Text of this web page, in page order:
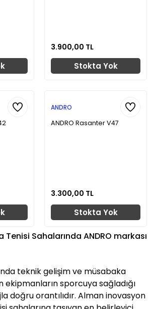
3.900,00 TL
Stokta Yok
ANDRO
ANDRO Rasanter V47
3.300,00 TL
Stokta Yok
Sahalarında ANDRO markası
teknik gelişim ve müsabaka
ekipmanların sporcuya sağladığı
doğru orantılıdır. Alman inovasyon